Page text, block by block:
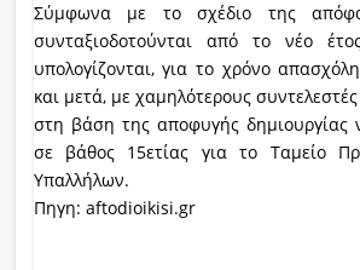
Σύμφωνα με το σχέδιο της
συνταξιοδοτούνται από το νέο
υπολογίζονται, για το χρόνο
και μετά, με χαμηλότερους
στη βάση της αποφυγής δημιουργίας
σε βάθος 15ετίας για το Ταμείο
Υπαλλήλων.
Πηγη: aftodioikisi.gr